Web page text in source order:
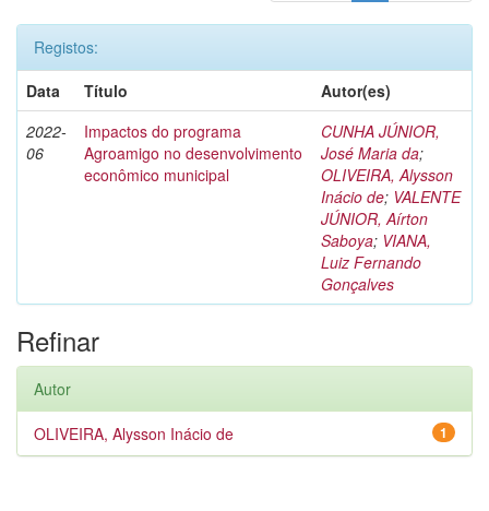
Registos:
Data
Título
Autor(es)
2022-
06
Impactos do programa
Agroamigo no desenvolvimento
econômico municipal
CUNHA JÚNIOR,
José Maria da;
OLIVEIRA, Alysson
Inácio de; VALENTE
JÚNIOR, Aírton
Saboya; VIANA,
Luiz Fernando
Gonçalves
Refinar
Autor
1
OLIVEIRA, Alysson Inácio de